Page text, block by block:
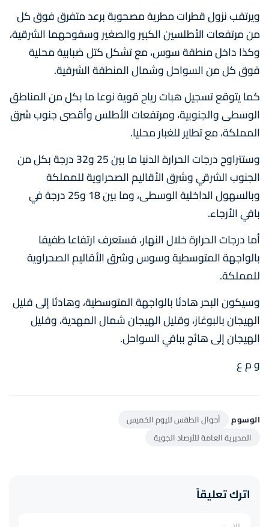
ويرتقب نزول قطرات مطرية مصحوبة برعد متفرق فوق كل
من مرتفعات الأطلسين الكبير والصغير وسفوحهما الشرقية،
وكذا داخل منطقة سوس، مع تشكل كتل ضبابية محلية
فوق كل من السواحل وشمال المنطقة الشرقية.
كما يتوقع تسجيل هبات رياح قوية نوعا ما بكل من المناطق
الوسطى والجنوبية، ومرتفعات الأطلس وأقصى جنوب شرق
المملكة، مع تطاير للغبار محليا.
وستتراوح درجات الحرارة الدنيا ما بين 25 و32 درجة بكل من
الجنوب الشرقي وشرق الأقاليم الصحراوية للمملكة
وبالسهول الداخلية الوسطى، وما بين 18 و25 درجة في
باقي الأرجاء.
أما درجات الحرارة خلال النهار، فستعرف ارتفاعا طفيفا
بالواجهة المتوسطية وسوس وشرق الأقاليم الصحراوية
للمملكة.
وسيكون البحر هادئا بالواجهة المتوسطية، وهادئا إلى قليل
الهيجان بالبوغاز، وقليل الهيجان شمال المهدية، وقليل
الهيجان إلى هائج بباقي السواحل.
و م ع
الوسوم
أحوال الطقس لليوم الخميس
المديرية العامة للأرصاد الجوية
اترك تعليقاً